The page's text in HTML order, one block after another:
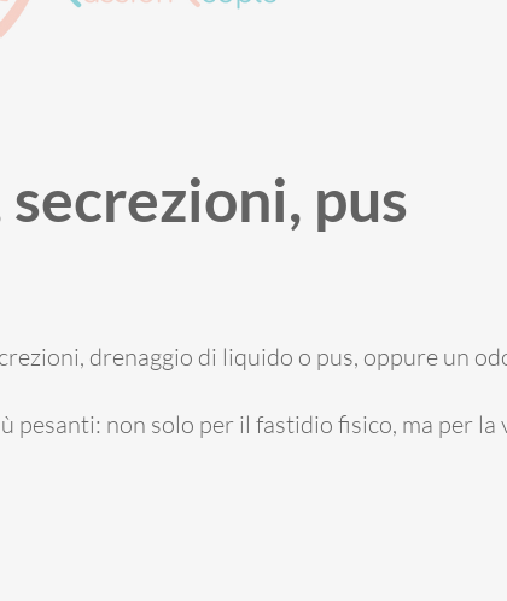
pus
drenaggio di liquido o pus, oppure un
pesanti: non solo per il fastidio fisico, ma per la